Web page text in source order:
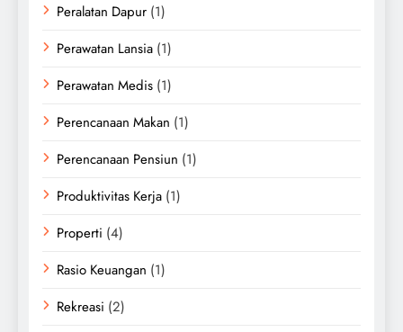
Peralatan Dapur (1)
Perawatan Lansia (1)
Perawatan Medis (1)
Perencanaan Makan (1)
Perencanaan Pensiun (1)
Produktivitas Kerja (1)
Properti (4)
Rasio Keuangan (1)
Rekreasi (2)